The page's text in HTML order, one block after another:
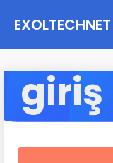
EXOLTECHNET
giriş